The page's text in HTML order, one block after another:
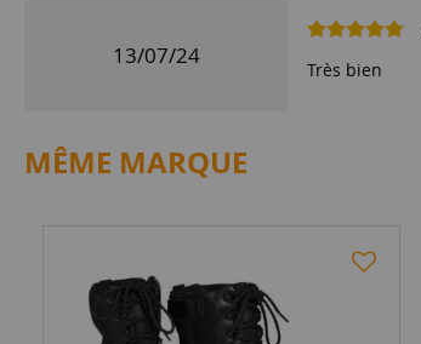
13/07/24
Très bien
MÊME MARQUE